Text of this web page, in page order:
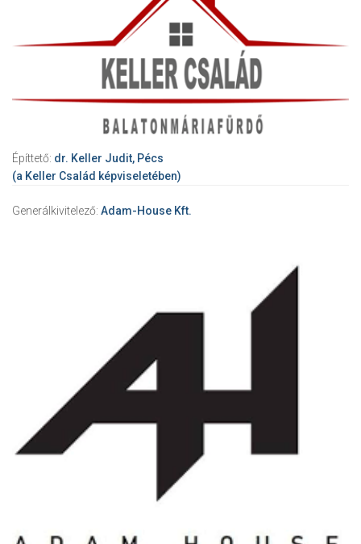
Építtető: dr. Keller Judit, Pécs
(a Keller Család képviseletében)
Generálkivitelező: Adam-House Kft.